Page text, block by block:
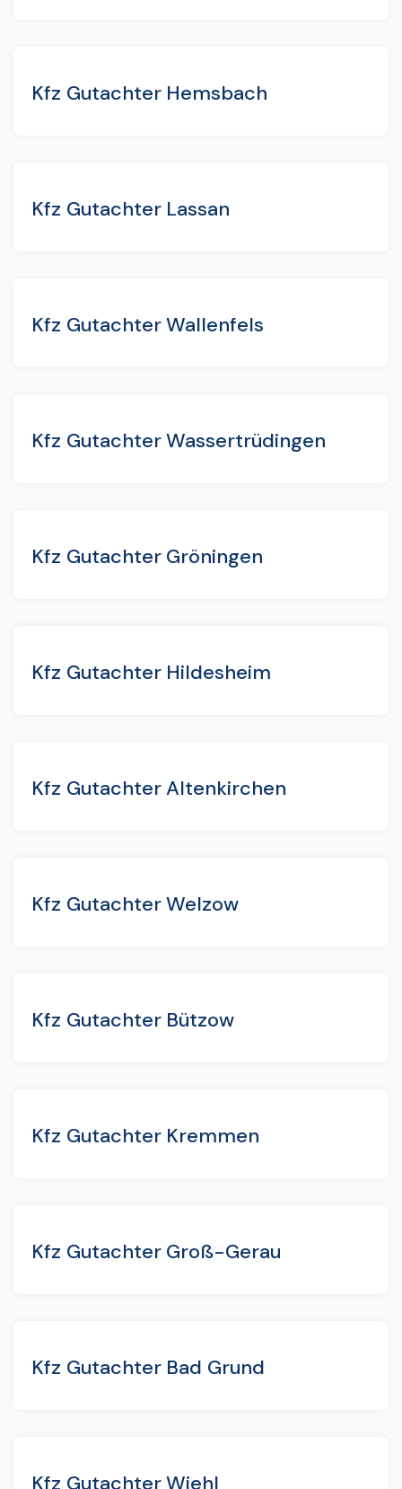
Kfz Gutachter Hemsbach
Kfz Gutachter Lassan
Kfz Gutachter Wallenfels
Kfz Gutachter Wassertrüdingen
Kfz Gutachter Gröningen
Kfz Gutachter Hildesheim
Kfz Gutachter Altenkirchen
Kfz Gutachter Welzow
Kfz Gutachter Bützow
Kfz Gutachter Kremmen
Kfz Gutachter Groß-Gerau
Kfz Gutachter Bad Grund
Kfz Gutachter Wiehl